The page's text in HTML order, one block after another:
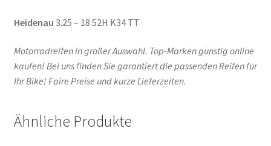
Heidenau 3.25 – 18 52H K34 TT
Motorradreifen in großer Auswahl. Top-Marken günstig online
kaufen! Bei uns finden Sie garantiert die passenden Reifen für
Ihr Bike! Faire Preise und kurze Lieferzeiten.
Ähnliche Produkte